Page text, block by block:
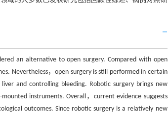
an alternative to open surgery. Compared with open
Nevertheless，open surgery is still performed in certain
and controlling bleeding. Robotic surgery brings new
instruments. Overall，current evidence suggests
outcomes. Since robotic surgery is a relatively new